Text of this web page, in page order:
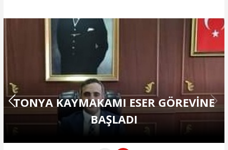
TONYA KAYMAKAMI ESER GÖREVİNE
BAŞLADI